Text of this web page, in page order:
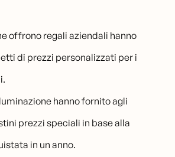
offrono regali aziendali hanno
di prezzi personalizzati per i
hanno fornito agli
prezzi speciali in base alla
in un anno.